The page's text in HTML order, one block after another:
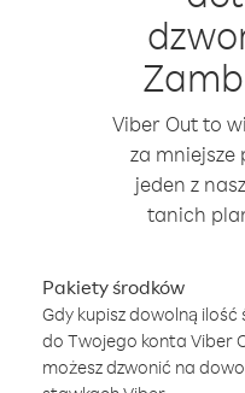
Viber Out to
za mniejsze
jeden z
tanich
Pakiety środków
Gdy kupisz dowolną
do Twojego konta Viber
możesz dzwonić na